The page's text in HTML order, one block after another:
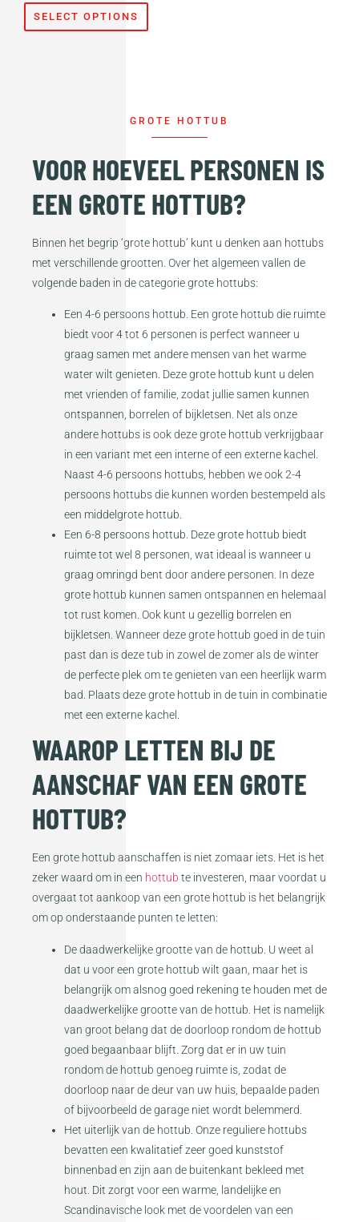
SELECT OPTIONS
GROTE HOTTUB
VOOR HOEVEEL PERSONEN IS
EEN GROTE HOTTUB?
Binnen het begrip ‘grote hottub’ kunt u denken aan hottubs
met verschillende grootten. Over het algemeen vallen de
volgende baden in de categorie grote hottubs:
Een 4-6 persoons hottub. Een grote hottub die ruimte
biedt voor 4 tot 6 personen is perfect wanneer u
graag samen met andere mensen van het warme
water wilt genieten. Deze grote hottub kunt u delen
met vrienden of familie, zodat jullie samen kunnen
ontspannen, borrelen of bijkletsen. Net als onze
andere hottubs is ook deze grote hottub verkrijgbaar
in een variant met een interne of een externe kachel.
Naast 4-6 persoons hottubs, hebben we ook 2-4
persoons hottubs die kunnen worden bestempeld als
een middelgrote hottub.
Een 6-8 persoons hottub. Deze grote hottub biedt
ruimte tot wel 8 personen, wat ideaal is wanneer u
graag omringd bent door andere personen. In deze
grote hottub kunnen samen ontspannen en helemaal
tot rust komen. Ook kunt u gezellig borrelen en
bijkletsen. Wanneer deze grote hottub goed in de tuin
past dan is deze tub in zowel de zomer als de winter
de perfecte plek om te genieten van een heerlijk warm
bad. Plaats deze grote hottub in de tuin in combinatie
met een externe kachel.
WAAROP LETTEN BIJ DE
AANSCHAF VAN EEN GROTE
HOTTUB?
Een grote hottub aanschaffen is niet zomaar iets. Het is het
zeker waard om in een hottub te investeren, maar voordat u
overgaat tot aankoop van een grote hottub is het belangrijk
om op onderstaande punten te letten:
De daadwerkelijke grootte van de hottub. U weet al
dat u voor een grote hottub wilt gaan, maar het is
belangrijk om alsnog goed rekening te houden met de
daadwerkelijke grootte van de hottub. Het is namelijk
van groot belang dat de doorloop rondom de hottub
goed begaanbaar blijft. Zorg dat er in uw tuin
rondom de hottub genoeg ruimte is, zodat de
doorloop naar de deur van uw huis, bepaalde paden
of bijvoorbeeld de garage niet wordt belemmerd.
Het uiterlijk van de hottub. Onze reguliere hottubs
bevatten een kwalitatief zeer goed kunststof
binnenbad en zijn aan de buitenkant bekleed met
hout. Dit zorgt voor een warme, landelijke en
Scandinavische look met de voordelen van een